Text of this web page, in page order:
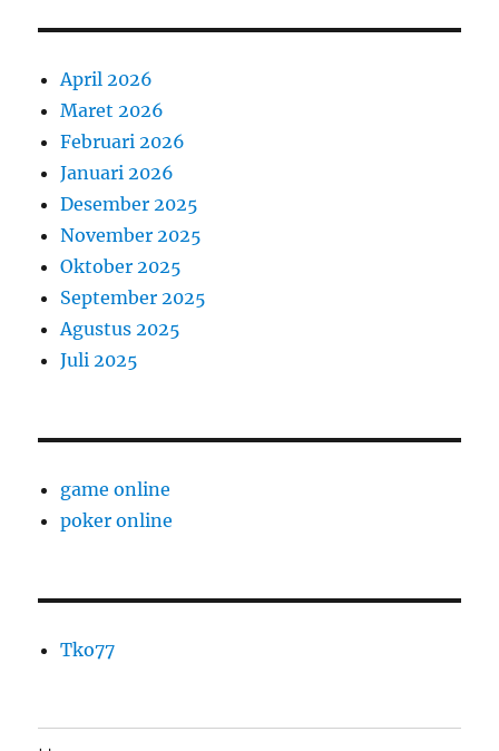
April 2026
Maret 2026
Februari 2026
Januari 2026
Desember 2025
November 2025
Oktober 2025
September 2025
Agustus 2025
Juli 2025
game online
poker online
Tko77